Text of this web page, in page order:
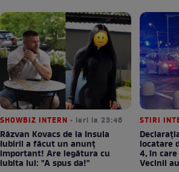
SHOWBIZ INTERN • ieri la 23:46
Răzvan Kovacs de la Insula
Iubirii a făcut un anunț
important! Are legătura cu
iubita lui: "A spus da!"
STIRI
locatare
4, în
Vecinii